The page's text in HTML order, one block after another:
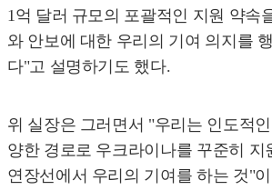
1억 달러 규모의 포괄적인 지원 약속
와 안보에 대한 우리의 기여 의지를
다"고 설명하기도 했다.
위 실장은 그러면서 "우리는 인도적
양한 경로로 우크라이나를 꾸준히 지
연장선에서 우리의 기여를 하는 것"